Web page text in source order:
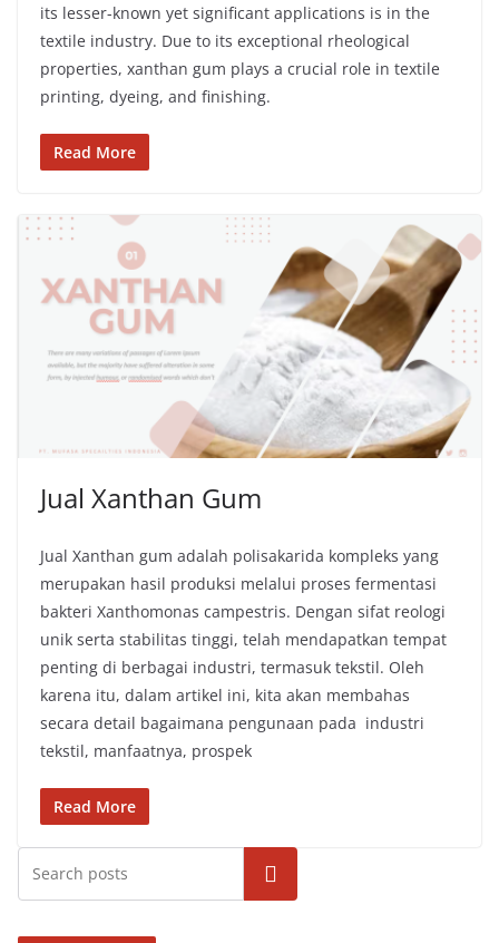
its lesser-known yet significant applications is in the
textile industry. Due to its exceptional rheological
properties, xanthan gum plays a crucial role in textile
printing, dyeing, and finishing.
Read More
Jual Xanthan Gum
Jual Xanthan gum adalah polisakarida kompleks yang
merupakan hasil produksi melalui proses fermentasi
bakteri Xanthomonas campestris. Dengan sifat reologi
unik serta stabilitas tinggi, telah mendapatkan tempat
penting di berbagai industri, termasuk tekstil. Oleh
karena itu, dalam artikel ini, kita akan membahas
secara detail bagaimana pengunaan pada industri
tekstil, manfaatnya, prospek
Read More
Cari